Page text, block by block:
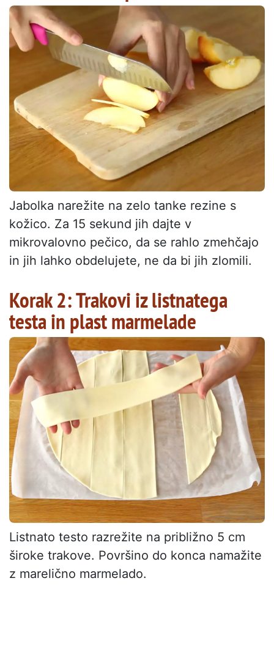
Jabolka narežite na zelo tanke rezine s
kožico. Za 15 sekund jih dajte v
mikrovalovno pečico, da se rahlo zmehčajo
in jih lahko obdelujete, ne da bi jih zlomili.
Korak 2: Trakovi iz listnatega
testa in plast marmelade
Listnato testo razrežite na približno 5 cm
široke trakove. Površino do konca namažite
z marelično marmelado.